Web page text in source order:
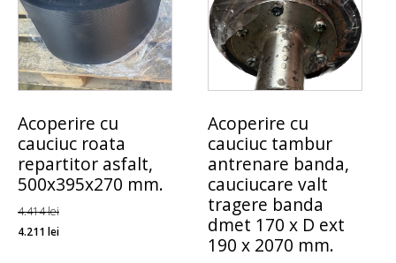
Acoperire cu
cauciuc roata
repartitor asfalt,
500x395x270 mm.
4.414lei
4.211 lei
Acoperire cu
cauciuc tambur
antrenare banda,
cauciucare valt
tragere banda
dmet 170 x D ext
190 x 2070 mm.